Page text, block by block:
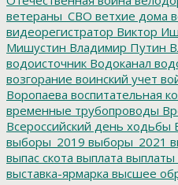
ветераны_СВО ветхие дома
видеорегистратор Виктор
Мишустин Владимир Путин
водоисточник Водоканал
возгорание воинский учет
Воропаева воспитательная
временные трубопроводы
Всероссийский день ходьбы
выборы_2019 выборы_2021
выпас скота выплата выплаты
выставка-ярмарка высшее